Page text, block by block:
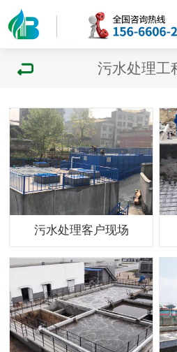
污水处理工
污水处理客户现场